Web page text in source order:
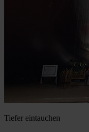
Tiefer eintauchen